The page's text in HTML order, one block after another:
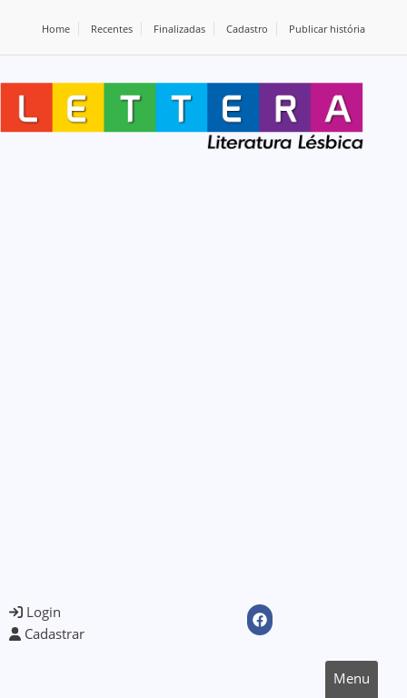
Home Recentes Finalizadas Cadastro Publicar história
Login
Cadastrar
Menu